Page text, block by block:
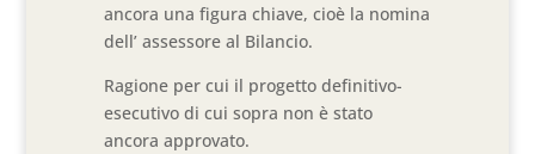
ancora una figura chiave, cioè la nomina
dell’ assessore al Bilancio.
Ragione per cui il progetto definitivo-
esecutivo di cui sopra non è stato
ancora approvato.